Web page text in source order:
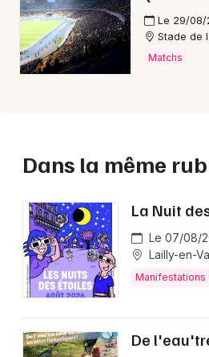
Le 29/08/
Stade de
Matchs
Dans la même
La Nuit
Le 07/08/
Lailly-en-
Manifestations
De